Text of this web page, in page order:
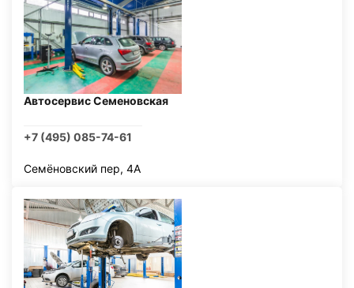
Автосервис Семеновская
+7 (495) 085-74-61
Семёновский пер, 4А